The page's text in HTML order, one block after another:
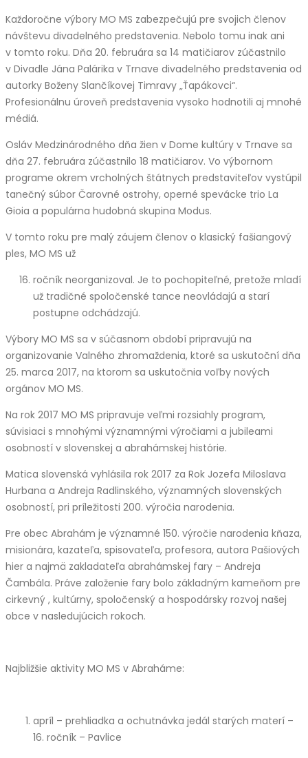
Každoročne výbory MO MS zabezpečujú pre svojich členov
návštevu divadelného predstavenia. Nebolo tomu inak ani
v tomto roku. Dňa 20. februára sa 14 matičiarov zúčastnilo
v Divadle Jána Palárika v Trnave divadelného predstavenia od
autorky Boženy Slančíkovej Timravy „Ťapákovci“.
Profesionálnu úroveň predstavenia vysoko hodnotili aj mnohé
médiá.
Osláv Medzinárodného dňa žien v Dome kultúry v Trnave sa
dňa 27. februára zúčastnilo 18 matičiarov. Vo výbornom
programe okrem vrcholných štátnych predstaviteľov vystúpil
tanečný súbor Čarovné ostrohy, operné spevácke trio La
Gioia a populárna hudobná skupina Modus.
V tomto roku pre malý záujem členov o klasický fašiangový
ples, MO MS už
ročník neorganizoval. Je to pochopiteľné, pretože mladí
už tradičné spoločenské tance neovládajú a starí
postupne odchádzajú.
Výbory MO MS sa v súčasnom období pripravujú na
organizovanie Valného zhromaždenia, ktoré sa uskutoční dňa
25. marca 2017, na ktorom sa uskutočnia voľby nových
orgánov MO MS.
Na rok 2017 MO MS pripravuje veľmi rozsiahly program,
súvisiaci s mnohými významnými výročiami a jubileami
osobností v slovenskej a abrahámskej histórie.
Matica slovenská vyhlásila rok 2017 za Rok Jozefa Miloslava
Hurbana a Andreja Radlinského, významných slovenských
osobností, pri príležitosti 200. výročia narodenia.
Pre obec Abrahám je významné 150. výročie narodenia kňaza,
misionára, kazateľa, spisovateľa, profesora, autora Pašiových
hier a najmä zakladateľa abrahámskej fary – Andreja
Čambála. Práve založenie fary bolo základným kameňom pre
cirkevný , kultúrny, spoločenský a hospodársky rozvoj našej
obce v nasledujúcich rokoch.
Najbližšie aktivity MO MS v Abraháme:
apríl – prehliadka a ochutnávka jedál starých materí –
16. ročník – Pavlice